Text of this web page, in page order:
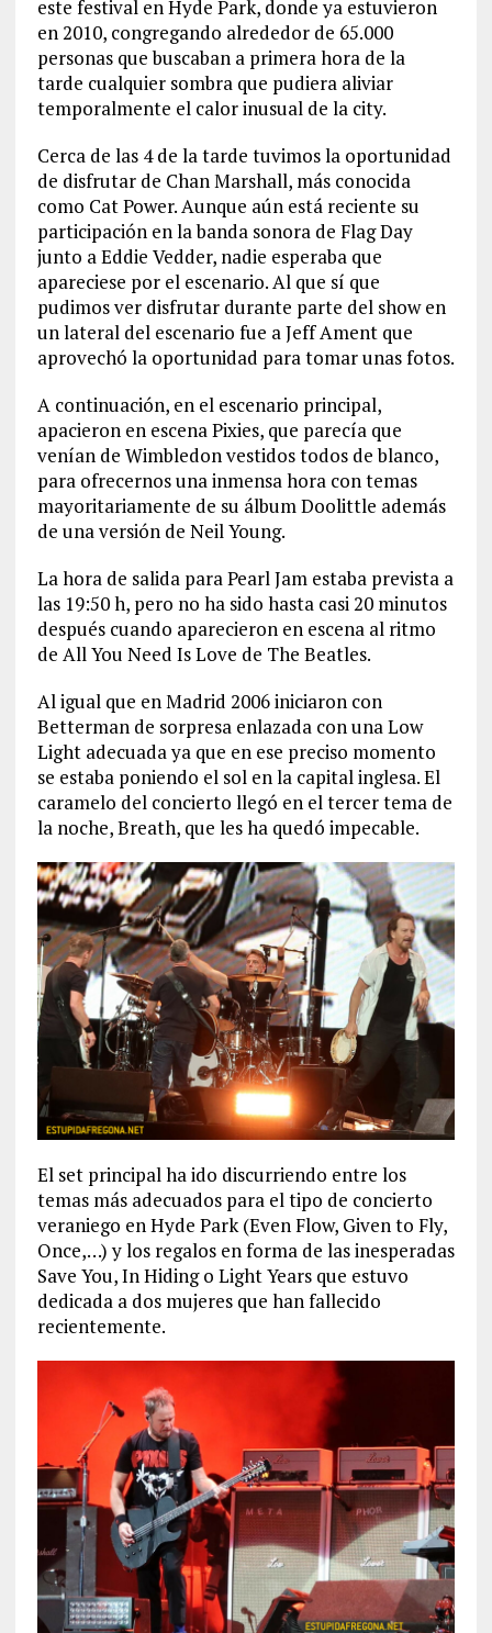
este festival en Hyde Park, donde ya estuvieron
en 2010, congregando alrededor de 65.000
personas que buscaban a primera hora de la
tarde cualquier sombra que pudiera aliviar
temporalmente el calor inusual de la city.
Cerca de las 4 de la tarde tuvimos la oportunidad
de disfrutar de Chan Marshall, más conocida
como Cat Power. Aunque aún está reciente su
participación en la banda sonora de Flag Day
junto a Eddie Vedder, nadie esperaba que
apareciese por el escenario. Al que sí que
pudimos ver disfrutar durante parte del show en
un lateral del escenario fue a Jeff Ament que
aprovechó la oportunidad para tomar unas fotos.
A continuación, en el escenario principal,
apacieron en escena Pixies, que parecía que
venían de Wimbledon vestidos todos de blanco,
para ofrecernos una inmensa hora con temas
mayoritariamente de su álbum Doolittle además
de una versión de Neil Young.
La hora de salida para Pearl Jam estaba prevista a
las 19:50 h, pero no ha sido hasta casi 20 minutos
después cuando aparecieron en escena al ritmo
de All You Need Is Love de The Beatles.
Al igual que en Madrid 2006 iniciaron con
Betterman de sorpresa enlazada con una Low
Light adecuada ya que en ese preciso momento
se estaba poniendo el sol en la capital inglesa. El
caramelo del concierto llegó en el tercer tema de
la noche, Breath, que les ha quedó impecable.
El set principal ha ido discurriendo entre los
temas más adecuados para el tipo de concierto
veraniego en Hyde Park (Even Flow, Given to Fly,
Once,…) y los regalos en forma de las inesperadas
Save You, In Hiding o Light Years que estuvo
dedicada a dos mujeres que han fallecido
recientemente.